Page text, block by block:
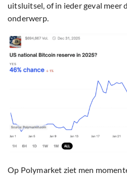
uitsluitsel, of in ieder geval
onderwerp.
Op Polymarket ziet men